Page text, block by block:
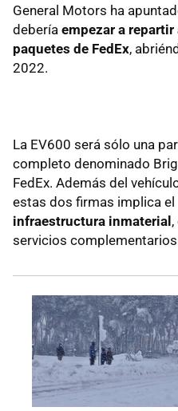
General Motors ha
debería empezar a
paquetes de FedEx,
2022.
La EV600 será sólo una
completo denominado
FedEx. Además del
estas dos firmas implica el
infraestructura inmaterial
servicios